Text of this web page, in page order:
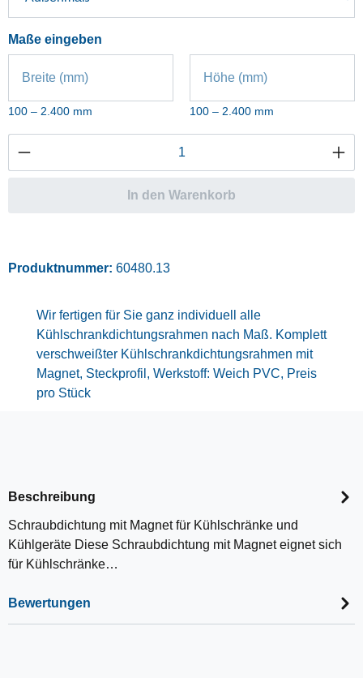
Maße eingeben
Breite (mm)
100 – 2.400 mm
Höhe (mm)
100 – 2.400 mm
Produkt Anzahl: Gib den gewünschten
In den Warenkorb
Produktnummer: 60480.13
Wir fertigen für Sie ganz individuell alle
Kühlschrankdichtungsrahmen nach Maß. Komplett
verschweißter Kühlschrankdichtungsrahmen mit
Magnet, Steckprofil, Werkstoff: Weich PVC, Preis
pro Stück
Beschreibung
Schraubdichtung mit Magnet für Kühlschränke und
Kühlgeräte Diese Schraubdichtung mit Magnet eignet sich
für Kühlschränke…
Bewertungen